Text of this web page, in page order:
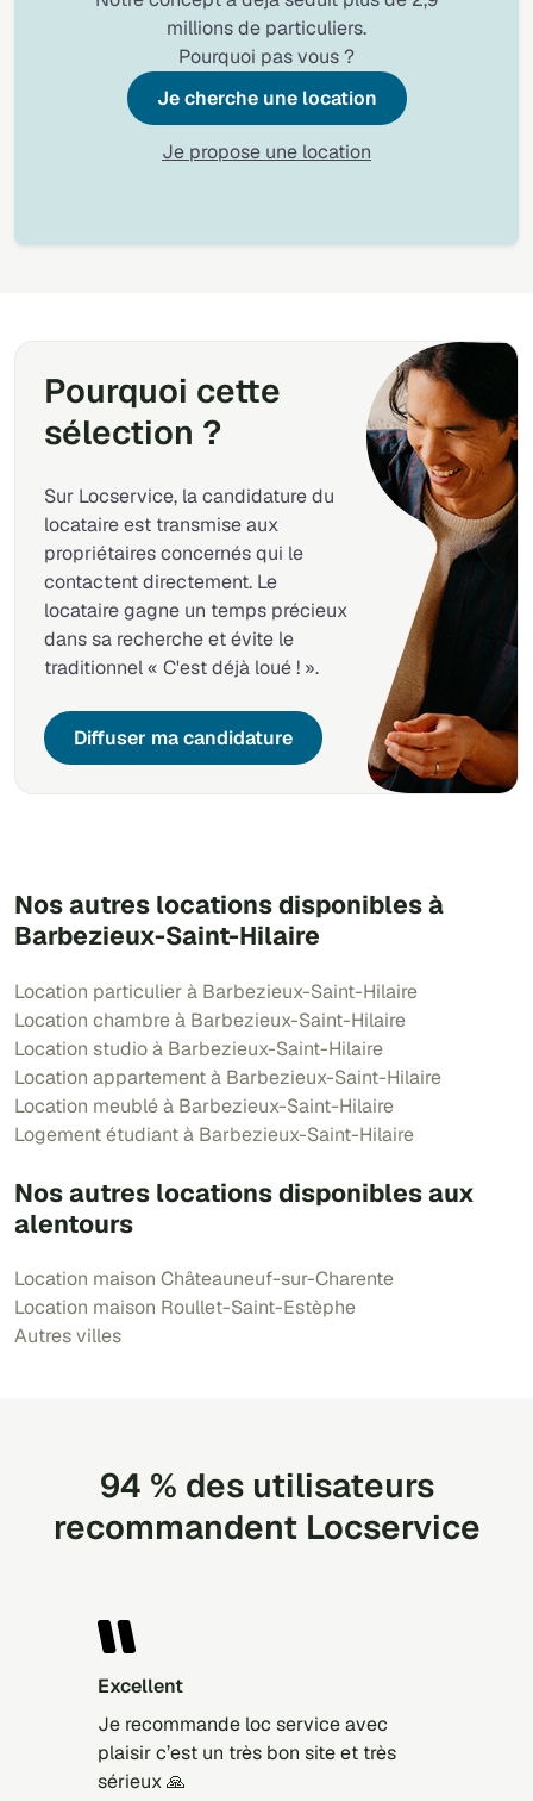
millions de particuliers.
Pourquoi pas vous ?
Je cherche une location
Je propose une location
Pourquoi cette
sélection ?
Sur Locservice, la candidature du
locataire est transmise aux
propriétaires concernés qui le
contactent directement. Le
locataire gagne un temps précieux
dans sa recherche et évite le
traditionnel « C'est déjà loué ! ».
Diffuser ma candidature
Nos autres locations disponibles à
Barbezieux-Saint-Hilaire
Location particulier à Barbezieux-Saint-Hilaire
Location chambre à Barbezieux-Saint-Hilaire
Location studio à Barbezieux-Saint-Hilaire
Location appartement à Barbezieux-Saint-Hilaire
Location meublé à Barbezieux-Saint-Hilaire
Logement étudiant à Barbezieux-Saint-Hilaire
Nos autres locations disponibles aux
alentours
Location maison Châteauneuf-sur-Charente
Location maison Roullet-Saint-Estèphe
Autres villes
94 % des utilisateurs
recommandent Locservice
Excellent
Je recommande loc service avec
plaisir c’est un très bon site et très
sérieux 🙏